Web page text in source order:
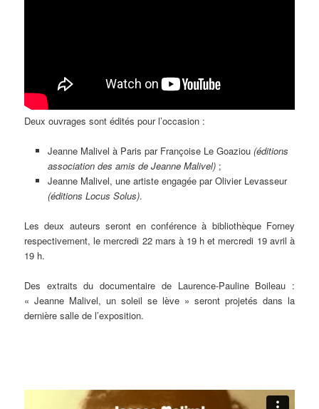
Deux ouvrages sont édités pour l’occasion :
Jeanne Malivel à Paris par Françoise Le Goaziou (éditions
association des amis de Jeanne Malivel);
Jeanne Malivel, une artiste engagée par Olivier Levasseur
(éditions Locus Solus).
Les deux auteurs seront en conférence à bibliothèque Forney
respectivement, le mercredi 22 mars à 19 h et mercredi 19 avril à
19 h.
Des extraits du documentaire de Laurence-Pauline Boileau :
« Jeanne Malivel, un soleil se lève » seront projetés dans la
dernière salle de l’exposition.